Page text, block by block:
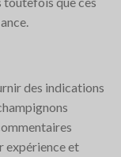
des indications
expérience et